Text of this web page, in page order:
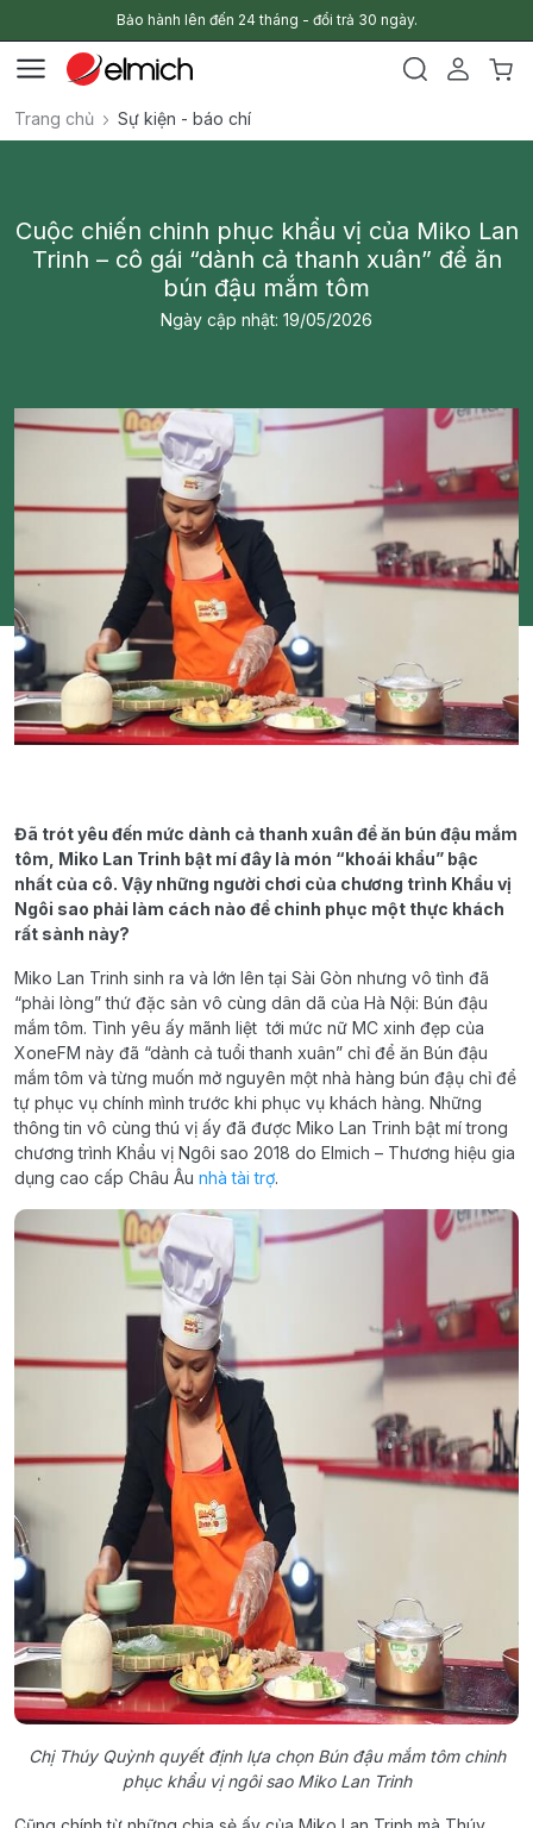
Bảo hành lên đến 24 tháng - đổi trả 30 ngày.
Trang chủ Sự kiện - báo chí
Cuộc chiến chinh phục khẩu vị của Miko Lan
Trinh – cô gái “dành cả thanh xuân” để ăn
bún đậu mắm tôm
Ngày cập nhật: 19/05/2026
Đã trót yêu đến mức dành cả thanh xuân để ăn bún đậu mắm
tôm, Miko Lan Trinh bật mí đây là món “khoái khẩu” bậc
nhất của cô. Vậy những người chơi của chương trình Khẩu vị
Ngôi sao phải làm cách nào để chinh phục một thực khách
rất sành này?
Miko Lan Trinh sinh ra và lớn lên tại Sài Gòn nhưng vô tình đã
“phải lòng” thứ đặc sản vô cùng dân dã của Hà Nội: Bún đậu
mắm tôm. Tình yêu ấy mãnh liệt tới mức nữ MC xinh đẹp của
XoneFM này đã “dành cả tuổi thanh xuân” chỉ để ăn Bún đậu
mắm tôm và từng muốn mở nguyên một nhà hàng bún đậụ chỉ để
tự phục vụ chính mình trước khi phục vụ khách hàng. Những
thông tin vô cùng thú vị ấy đã được Miko Lan Trinh bật mí trong
chương trình Khẩu vị Ngôi sao 2018 do Elmich – Thương hiệu gia
dụng cao cấp Châu Âu nhà tài trợ.
Chị Thúy Quỳnh quyết định lựa chọn Bún đậu mắm tôm chinh
phục khẩu vị ngôi sao Miko Lan Trinh